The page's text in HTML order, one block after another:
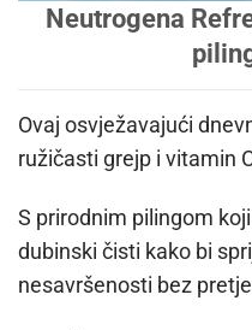
Neutrogena
Ovaj osvježavajući
ružičasti grejp i vitamin
S prirodnim pilingom
dubinski čisti kako bi
nesavršenosti bez